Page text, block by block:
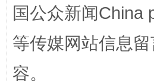
“蜀中异人”王建安的艺术幻
国公众新闻China
等传媒网站信息
容。